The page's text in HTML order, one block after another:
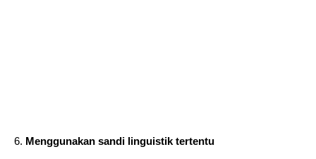
Menggunakan sandi linguistik tertentu